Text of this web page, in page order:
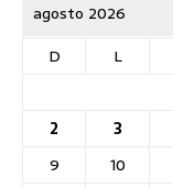
agosto 2026
D
L
2
3
9
10